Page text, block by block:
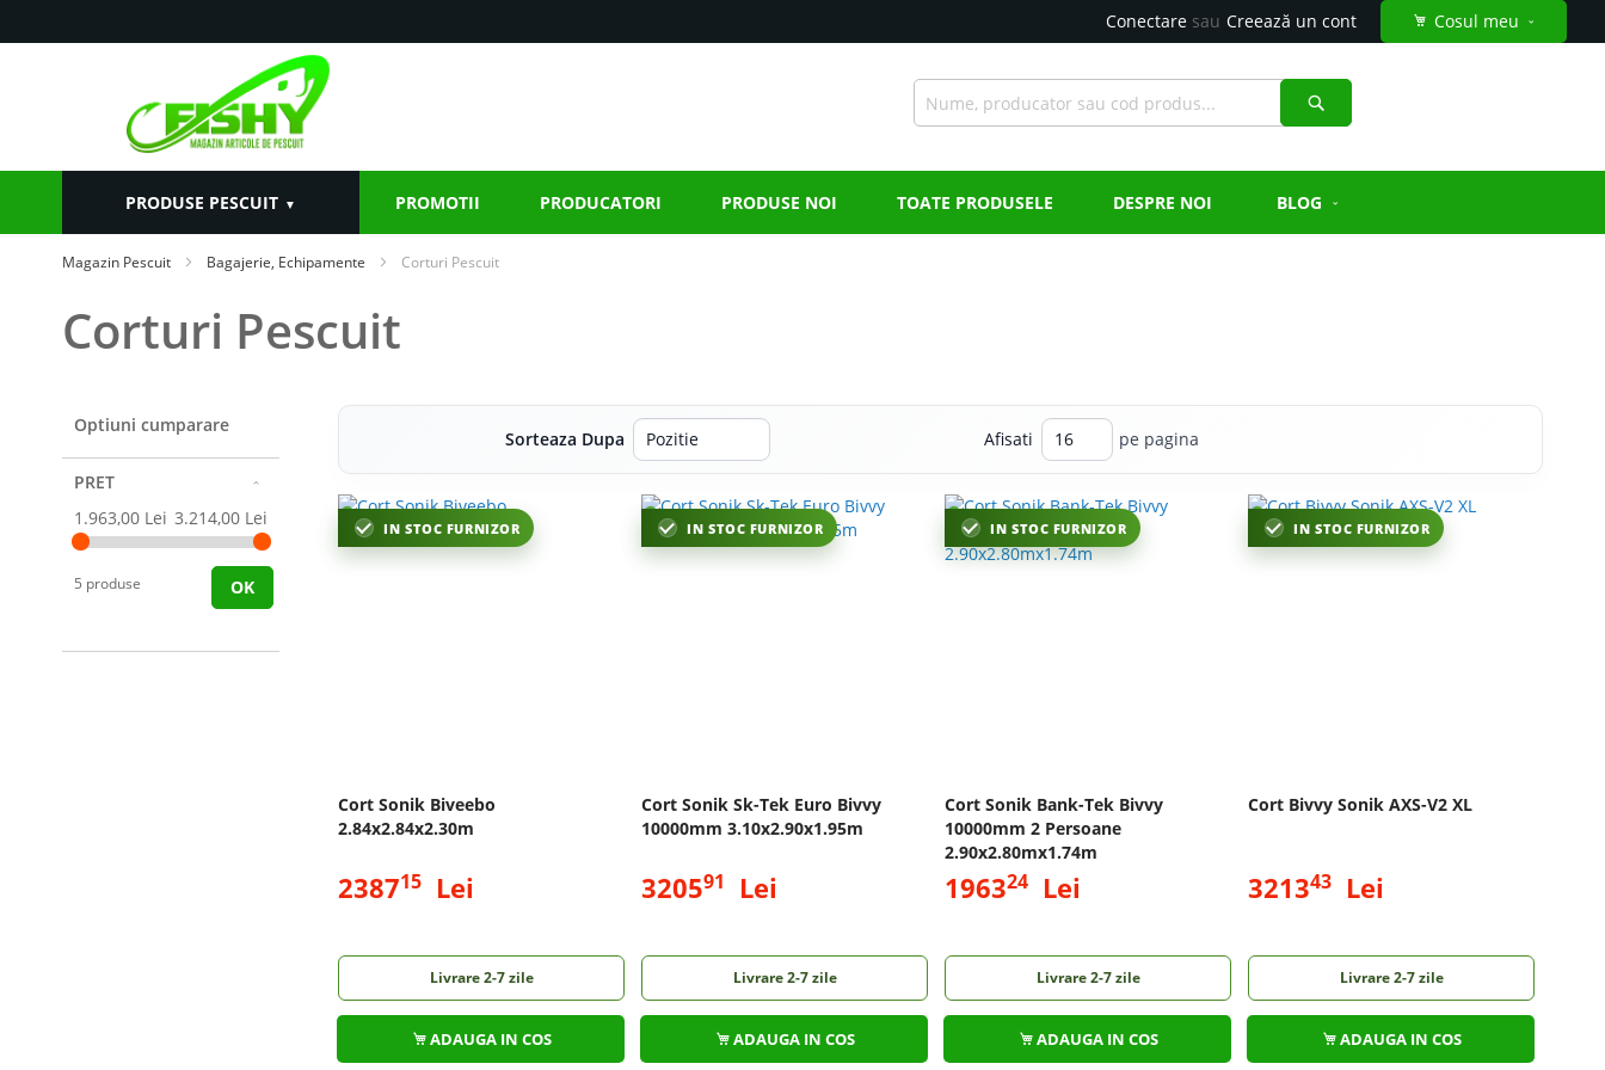
Cosul meu
Conectare Creează un cont
PRODUSE PESCUIT PROMOTII PRODUCATORI PRODUSE NOI TOATE PRODUSELE DESPRE NOI BLOG
Magazin Pescuit Bagajerie, Echipamente Corturi Pescuit
Corturi Pescuit
Sorteaza Dupa Afisati pe pagina
IN STOC FURNIZOR
Cort Sonik Biveebo
2.84x2.84x2.30m
238715 Lei
Livrare 2-7 zile
ADAUGA IN COS
IN STOC FURNIZOR
Cort Sonik Sk-Tek Euro Bivvy
10000mm 3.10x2.90x1.95m
320591 Lei
Livrare 2-7 zile
ADAUGA IN COS
IN STOC FURNIZOR
Cort Sonik Bank-Tek Bivvy
10000mm 2 Persoane
2.90x2.80mx1.74m
196324 Lei
Livrare 2-7 zile
ADAUGA IN COS
IN STOC FURNIZOR
Cort Bivvy Sonik AXS-V2 XL
321343 Lei
Livrare 2-7 zile
ADAUGA IN COS
Optiuni cumparare
PRET
1.963,00 Lei 3.214,00 Lei
5 produse OK